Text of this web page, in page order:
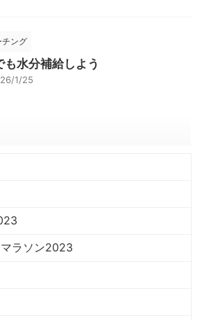
チング
も水分補給しよう
1/25
ラソン2023